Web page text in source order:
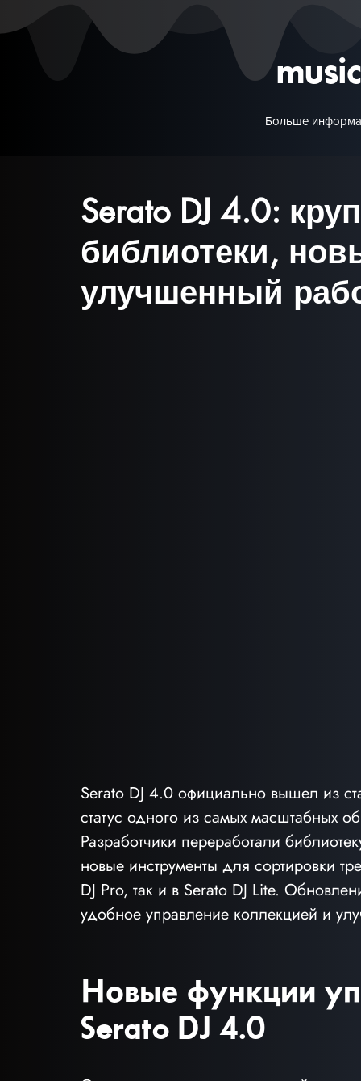
music
Больше
Serato DJ 4.0:
библиотеки,
улучшенный
Serato DJ 4.0 официально вышел из
статус одного из самых масштабных
Разработчики переработали
новые инструменты для сортировки
DJ Pro, так и в Serato DJ Lite.
удобное управление коллекцией и
Новые функции
Serato DJ 4.0